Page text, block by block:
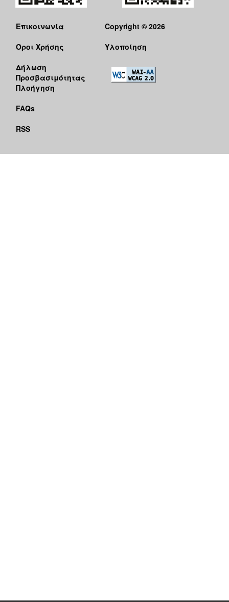
Επικοινωνία
Όροι Χρήσης
Δήλωση
Προσβασιμότητας
Πλοήγηση
FAQs
RSS
Copyright © 2026
Υλοποίηση